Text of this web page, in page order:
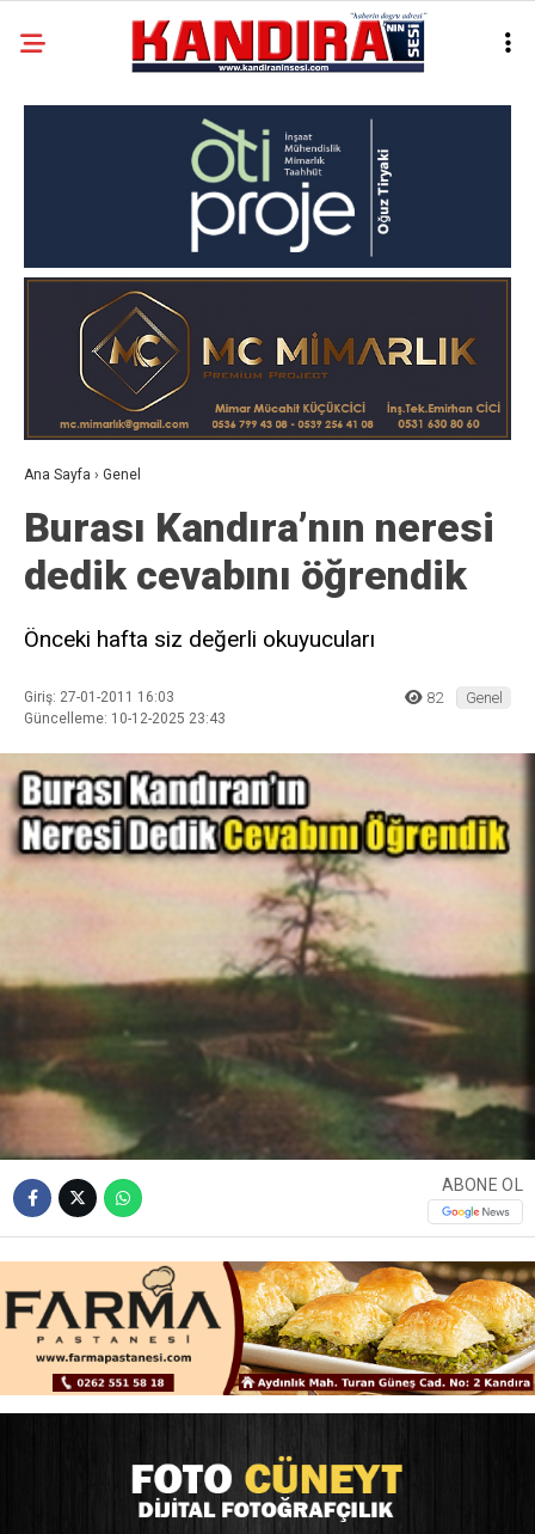
Ana Sayfa › Genel
Burası Kandıra’nın neresi
dedik cevabını öğrendik
Önceki hafta siz değerli okuyucuları
Giriş: 27-01-2011 16:03
Güncelleme: 10-12-2025 23:43
82 Genel
ABONE OL